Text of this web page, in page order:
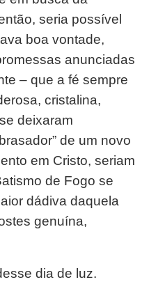
seria possível
boa vontade,
anunciadas
– que a fé sempre
cristalina,
deixaram
de um novo
em Cristo, seriam
de Fogo se
dádiva daquela
genuína,
dia de luz.